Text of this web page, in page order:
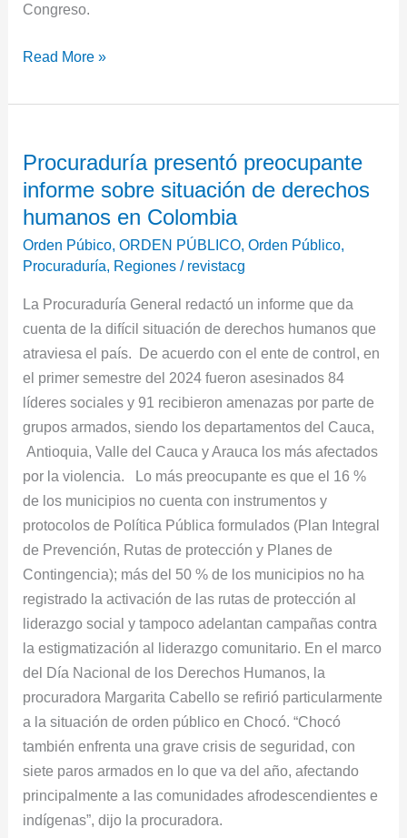
Congreso.
Read More »
Procuraduría presentó preocupante
informe sobre situación de derechos
humanos en Colombia
Orden Púbico,ORDEN PÚBLICO,Orden Público,
Procuraduría, Regiones / revistacg
La Procuraduría General redactó un informe que da
cuenta de la difícil situación de derechos humanos que
atraviesa el país. De acuerdo con el ente de control, en
el primer semestre del 2024 fueron asesinados 84
líderes sociales y 91 recibieron amenazas por parte de
grupos armados, siendo los departamentos del Cauca,
Antioquia, Valle del Cauca y Arauca los más afectados
por la violencia. Lo más preocupante es que el 16 %
de los municipios no cuenta con instrumentos y
protocolos de Política Pública formulados (Plan Integral
de Prevención, Rutas de protección y Planes de
Contingencia); más del 50 % de los municipios no ha
registrado la activación de las rutas de protección al
liderazgo social y tampoco adelantan campañas contra
la estigmatización al liderazgo comunitario. En el marco
del Día Nacional de los Derechos Humanos, la
procuradora Margarita Cabello se refirió particularmente
a la situación de orden público en Chocó. “Chocó
también enfrenta una grave crisis de seguridad, con
siete paros armados en lo que va del año, afectando
principalmente a las comunidades afrodescendientes e
indígenas”, dijo la procuradora.
presentó
preocupante
informe
sobre
situación
derechos
humanos
en
Colombia